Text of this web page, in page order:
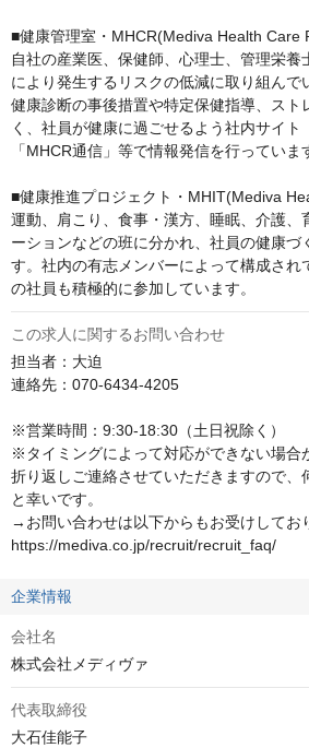
■健康管理室・MHCR(Mediva Health Care
自社の産業医、保健師、心理士、管理栄養
により発生するリスクの低減に取り組んで
健康診断の事後措置や特定保健指導、スト
く、社員が健康に過ごせるよう社内サイト
「MHCR通信」等で情報発信を行っていま
■健康推進プロジェクト・MHIT(Mediva
運動、肩こり、食事・漢方、睡眠、介護、
ーションなどの班に分かれ、社員の健康づ
す。社内の有志メンバーによって構成され
の社員も積極的に参加しています。
この求人に関するお問い合わせ
担当者：大迫
連絡先：070-6434-4205
※営業時間：9:30-18:30（土日祝除く）
※タイミングによって対応ができない場合
折り返しご連絡させていただきますので、
と幸いです。
→お問い合わせは以下からもお受けしてお
https://mediva.co.jp/recruit/recruit_faq/
企業情報
会社名
株式会社メディヴァ
代表取締役
大石佳能子